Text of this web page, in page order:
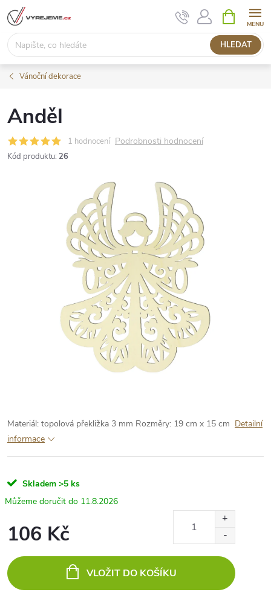
Přejít
na
obsah
HLEDAT
NÁKUPNÍ
KOŠÍK
Vánoční dekorace
Anděl
1 hodnocení Podrobnosti hodnocení
Kód produktu: 26
Materiál: topolová překližka 3 mm Rozměry: 19 cm x 15 cm Detailní
informace
Skladem >5 ks
11.8.2026
106 Kč
cena:
VLOŽIT DO KOŠÍKU